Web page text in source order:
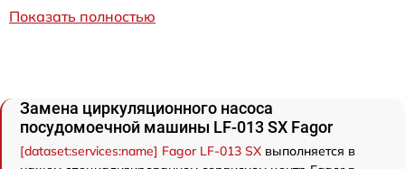
Показать полностью
Замена циркуляционного насоса
посудомоечной машины LF-013 SX Fagor
[dataset:services:name] Fagor LF-013 SX выполняется в